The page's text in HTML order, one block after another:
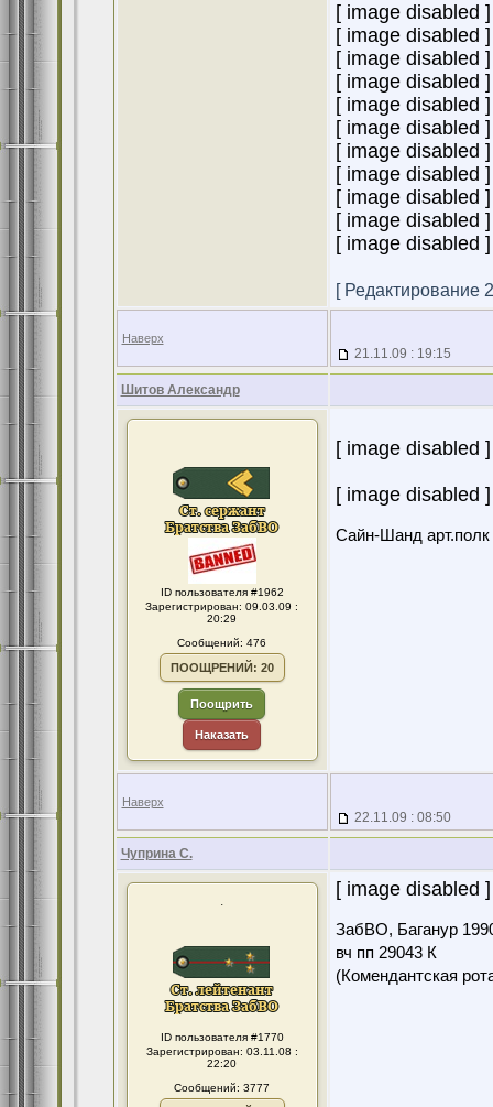
[ image disabled ]
[ image disabled ]
[ image disabled ]
[ image disabled ]
[ image disabled ]
[ image disabled ]
[ image disabled ]
[ image disabled ]
[ image disabled ]
[ image disabled ]
[ image disabled ]
[ Редактирование
Наверх
21.11.09 : 19:15
Шитов Александр
ID пользователя #1962
Зарегистрирован: 09.03.09 :
20:29
Сообщений: 476
ПООЩРЕНИЙ: 20
Поощрить
Наказать
[ image disabled ]
[ image disabled
Сайн-Шанд арт.полк
Наверх
22.11.09 : 08:50
Чуприна С.
.
ID пользователя #1770
Зарегистрирован: 03.11.08 :
22:20
Сообщений: 3777
[ image disabled ]
ЗабВО, Баганур
вч пп 29043 К
(Комендантская